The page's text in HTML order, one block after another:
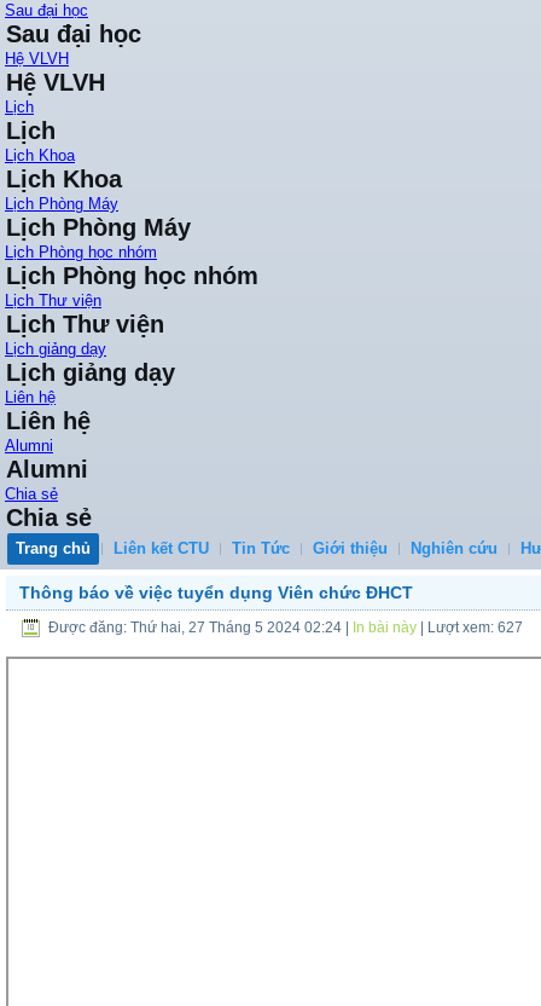
Sau đại học
Sau đại học
Hệ VLVH
Hệ VLVH
Lịch
Lịch
Lịch Khoa
Lịch Khoa
Lịch Phòng Máy
Lịch Phòng Máy
Lịch Phòng học nhóm
Lịch Phòng học nhóm
Lịch Thư viện
Lịch Thư viện
Lịch giảng dạy
Lịch giảng dạy
Liên hệ
Liên hệ
Alumni
Alumni
Chia sẻ
Chia sẻ
Trang chủ Liên kết CTU Tin Tức Giới thiệu Nghiên cứu
Thông báo về việc tuyển dụng Viên chức ĐHCT
Được đăng: Thứ hai, 27 Tháng 5 2024 02:24 In bài này | Lượt xem: 627